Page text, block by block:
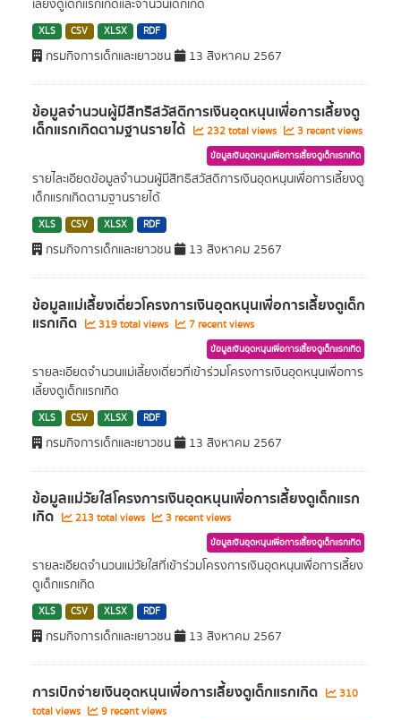
เลี้ยงดูเด็กแรกเกิดและจำนวนเด็กเกิด
XLS CSV XLSX RDF
กรมกิจการเด็กและเยาวชน 13 สิงหาคม 2567
ข้อมูลจำนวนผู้มีสิทธิสวัสดิการเงินอุดหนุนเพื่อการเลี้ยงดู
เด็กแรกเกิดตามฐานรายได้ 232 total views 3 recent views
ข้อมูลเงินอุดหนุนเพื่อการเลี้ยงดูเด็กแรกเกิด
รายไละเอียดข้อมูลจำนวนผู้มีสิทธิสวัสดิการเงินอุดหนุนเพื่อการเลี้ยงดู
เด็กแรกเกิดตามฐานรายได้
XLS CSV XLSX RDF
กรมกิจการเด็กและเยาวชน 13 สิงหาคม 2567
ข้อมูลแม่เลี้ยงเดี่ยวโครงการเงินอุดหนุนเพื่อการเลี้ยงดูเด็ก
แรกเกิด 319 total views 7 recent views
ข้อมูลเงินอุดหนุนเพื่อการเลี้ยงดูเด็กแรกเกิด
รายละเอียดจำนวนแม่เลี้ยงเดี่ยวที่เข้าร่วมโครงการเงินอุดหนุนเพื่อการ
เลี้ยงดูเด็กแรกเกิด
XLS CSV XLSX RDF
กรมกิจการเด็กและเยาวชน 13 สิงหาคม 2567
ข้อมูลแม่วัยใสโครงการเงินอุดหนุนเพื่อการเลี้ยงดูเด็กแรก
เกิด 213 total views 3 recent views
ข้อมูลเงินอุดหนุนเพื่อการเลี้ยงดูเด็กแรกเกิด
รายละเอียดจำนวนแม่วัยใสที่เข้าร่วมโครงการเงินอุดหนุนเพื่อการเลี้ยง
ดูเด็กแรกเกิด
XLS CSV XLSX RDF
กรมกิจการเด็กและเยาวชน 13 สิงหาคม 2567
การเบิกจ่ายเงินอุดหนุนเพื่อการเลี้ยงดูเด็กแรกเกิด
310
total views
9 recent views